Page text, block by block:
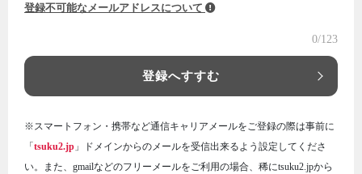
登録不可能なメールアドレスについて
0/123
登録へすすむ
※スマートフォン・携帯など通信キャリアメールをご登録の際は事前に
「 tsuku2.jp 」ドメインからのメールを受信出来るよう設定してくださ
い。また、gmailなどのフリーメールをご利用の場合、稀にtsuku2.jpから